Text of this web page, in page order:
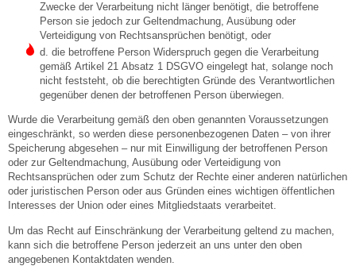
Zwecke der Verarbeitung nicht länger benötigt, die betroffene
Person sie jedoch zur Geltendmachung, Ausübung oder
Verteidigung von Rechtsansprüchen benötigt, oder
d. die betroffene Person Widerspruch gegen die Verarbeitung
gemäß Artikel 21 Absatz 1 DSGVO eingelegt hat, solange noch
nicht feststeht, ob die berechtigten Gründe des Verantwortlichen
gegenüber denen der betroffenen Person überwiegen.
Wurde die Verarbeitung gemäß den oben genannten Voraussetzungen
eingeschränkt, so werden diese personenbezogenen Daten – von ihrer
Speicherung abgesehen – nur mit Einwilligung der betroffenen Person
oder zur Geltendmachung, Ausübung oder Verteidigung von
Rechtsansprüchen oder zum Schutz der Rechte einer anderen natürlichen
oder juristischen Person oder aus Gründen eines wichtigen öffentlichen
Interesses der Union oder eines Mitgliedstaats verarbeitet.
Um das Recht auf Einschränkung der Verarbeitung geltend zu machen,
kann sich die betroffene Person jederzeit an uns unter den oben
angegebenen Kontaktdaten wenden.